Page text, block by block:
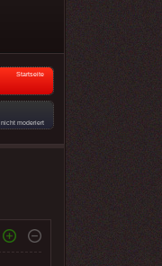
Startseite
nicht moderiert